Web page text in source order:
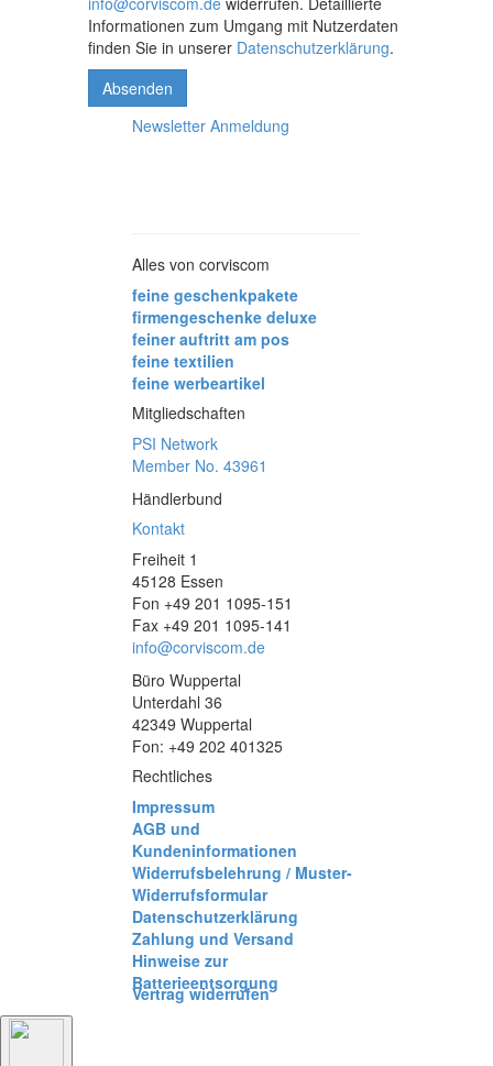
Informationen zum Umgang mit Nutzerdaten
finden Sie in unserer Datenschutzerklärung.
Absenden
Newsletter Anmeldung
Alles von corviscom
feine geschenkpakete
firmengeschenke deluxe
feiner auftritt am pos
feine textilien
feine werbeartikel
Mitgliedschaften
PSI Network
Member No. 43961
Händlerbund
Kontakt
Freiheit 1
45128 Essen
Fon +49 201 1095-151
Fax +49 201 1095-141
info@corviscom.de
Büro Wuppertal
Unterdahl 36
42349 Wuppertal
Fon: +49 202 401325
Rechtliches
Impressum
AGB und
Kundeninformationen
Widerrufsbelehrung / Muster-
Widerrufsformular
Datenschutzerklärung
Zahlung und Versand
Hinweise zur
Batterieentsorgung
Vertrag widerrufen